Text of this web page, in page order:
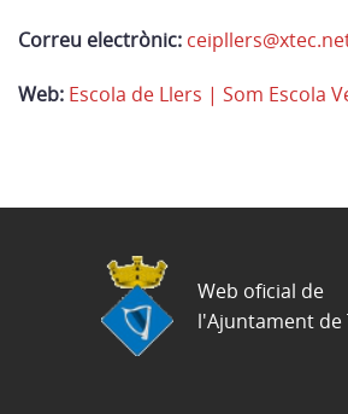
Correu electrònic:
Web: Escola de Llers | Som Escola
Web oficial de
l'Ajuntament de